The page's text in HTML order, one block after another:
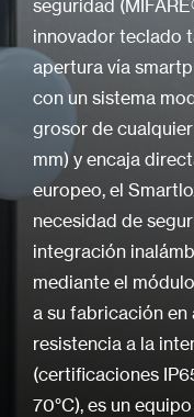
seguridad
innovador teclado
apertura vía
con un sistema
grosor de
mm) y encaja
europeo, el
necesidad de
integración
mediante el
a su fabricación en
resistencia a la
(certificaciones
70°C), es un